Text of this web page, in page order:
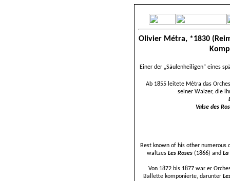
Olivier Métra, *1830
Einer der „Säulenheiligen“ eines
Ab 1855 leitete Mètra das
seiner Walzer, die
Valse des
Best known of his other
waltzes Les Roses (1866) and La
Von 1872 bis 1877 war er
Ballette komponierte, darunter